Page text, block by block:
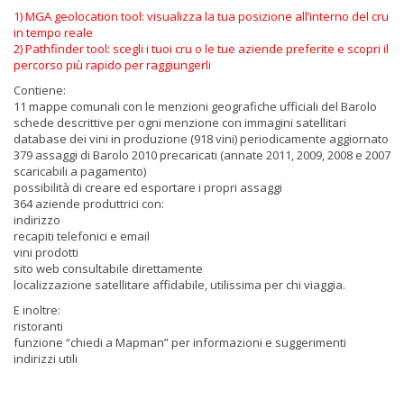
1) MGA geolocation tool: visualizza la tua posizione all’interno del cru
in tempo reale
2) Pathfinder tool: scegli i tuoi cru o le tue aziende preferite e scopri il
percorso più rapido per raggiungerli
Contiene:
11 mappe comunali con le menzioni geografiche ufficiali del Barolo
schede descrittive per ogni menzione con immagini satellitari
database dei vini in produzione (918 vini) periodicamente aggiornato
379 assaggi di Barolo 2010 precaricati (annate 2011, 2009, 2008 e 2007
scaricabili a pagamento)
possibilità di creare ed esportare i propri assaggi
364 aziende produttrici con:
indirizzo
recapiti telefonici e email
vini prodotti
sito web consultabile direttamente
localizzazione satellitare affidabile, utilissima per chi viaggia.
E inoltre:
ristoranti
funzione “chiedi a Mapman” per informazioni e suggerimenti
indirizzi utili